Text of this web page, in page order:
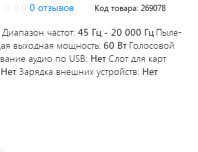
0 отзывов Код товара: 269078
Диапазон частот: 45 Гц - 20 000 Гц Пыле-
выходная мощность: 60 Вт Голосовой
аудио по USB: НетСлот для карт
Нет Зарядка внешних устройств: Нет